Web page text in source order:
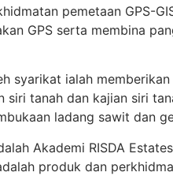
pemetaan GPS-
GPS serta membina
syarikat ialah
siri tanah dan kajian siri
ladang sawit dan
Akademi RISDA
produk dan